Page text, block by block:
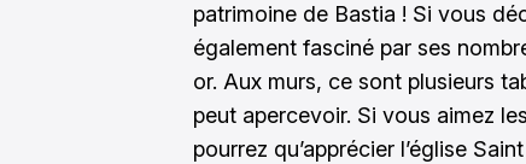
patrimoine de Bastia ! Si vous
également fasciné par ses
or. Aux murs, ce sont plusieurs
peut apercevoir. Si vous aimez
pourrez qu’apprécier l’église